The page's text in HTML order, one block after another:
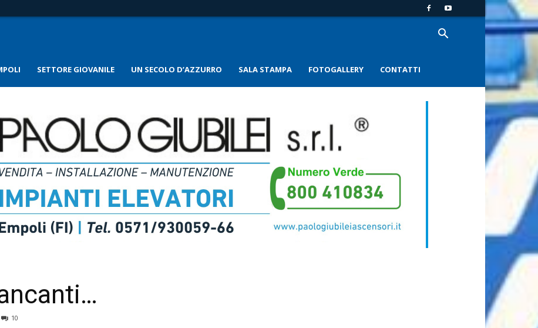
SETTORE GIOVANILE UN SECOLO D’AZZURRO SALA STAMPA FOTOGALLERY CONTATTI
10